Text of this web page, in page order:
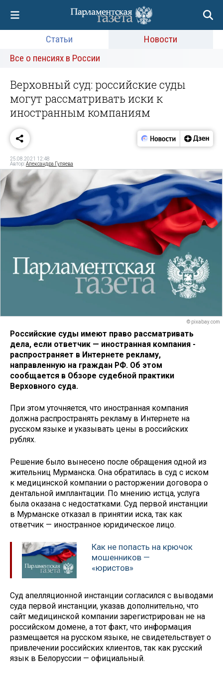
Статьи
Новости
Все о пенсиях в России
Верховный суд: российские суды
могут рассматривать иски к
иностранным компаниям
25.08.2021 12:48
Автор:Александра Гуляева
© pixabay.com
Российские суды имеют право рассматривать
дела, если ответчик — иностранная компания -
распространяет в Интернете рекламу,
направленную на граждан РФ. Об этом
сообщается в Обзоре судебной практики
Верховного суда.
При этом уточняется, что иностранная компания
должна распространять рекламу в Интернете на
русском языке и указывать цены в российских
рублях.
Решение было вынесено после обращения одной из
жительниц Мурманска. Она обратилась в суд с иском
к медицинской компании о расторжении договора о
дентальной имплантации. По мнению истца, услуга
была оказана с недостатками. Суд первой инстанции
в Мурманске отказал в принятии иска, так как
ответчик — иностранное юридическое лицо.
Как не попасть на крючок
мошенников —
«юристов»
Суд апелляционной инстанции согласился с выводами
суда первой инстанции, указав дополнительно, что
сайт медицинской компании зарегистрирован не на
российском домене, а тот факт, что информация
размещается на русском языке, не свидетельствует о
привлечении российских клиентов, так как русский
язык в Белоруссии — официальный.